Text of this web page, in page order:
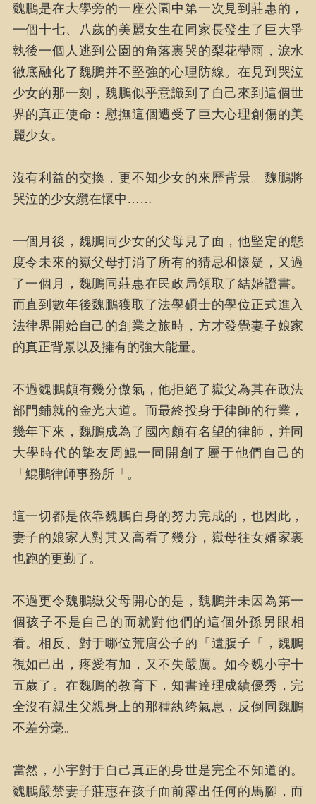
魏鵬是在大學旁的一座公園中第一次見到莊惠的，
一個十七、八歲的美麗女生在同家長發生了巨大爭
執後一個人逃到公園的角落裏哭的梨花帶雨，淚水
徹底融化了魏鵬并不堅強的心理防線。在見到哭泣
少女的那一刻，魏鵬似乎意識到了自己來到這個世
界的真正使命：慰撫這個遭受了巨大心理創傷的美
麗少女。
沒有利益的交換，更不知少女的來歷背景。魏鵬將
哭泣的少女纜在懷中……
一個月後，魏鵬同少女的父母見了面，他堅定的態
度令未來的嶽父母打消了所有的猜忌和懷疑，又過
了一個月，魏鵬同莊惠在民政局領取了結婚證書。
而直到數年後魏鵬獲取了法學碩士的學位正式進入
法律界開始自己的創業之旅時，方才發覺妻子娘家
的真正背景以及擁有的強大能量。
不過魏鵬頗有幾分傲氣，他拒絕了嶽父為其在政法
部門鋪就的金光大道。而最終投身于律師的行業，
幾年下來，魏鵬成為了國內頗有名望的律師，并同
大學時代的摯友周鯤一同開創了屬于他們自己的
「鯤鵬律師事務所「。
這一切都是依靠魏鵬自身的努力完成的，也因此，
妻子的娘家人對其又高看了幾分，嶽母往女婿家裏
也跑的更勤了。
不過更令魏鵬嶽父母開心的是，魏鵬并未因為第一
個孩子不是自己的而就對他們的這個外孫另眼相
看。相反、對于哪位荒唐公子的「遺腹子「，魏鵬
視如己出，疼愛有加，又不失嚴厲。如今魏小宇十
五歲了。在魏鵬的教育下，知書達理成績優秀，完
全沒有親生父親身上的那種紈绔氣息，反倒同魏鵬
不差分毫。
當然，小宇對于自己真正的身世是完全不知道的。
魏鵬嚴禁妻子莊惠在孩子面前露出任何的馬腳，而